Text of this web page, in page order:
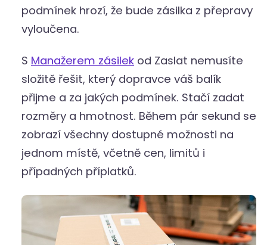
podmínek hrozí, že bude zásilka z přepravy
vyloučena.
S Manažerem zásilek od Zaslat nemusíte
složitě řešit, který dopravce váš balík
přijme a za jakých podmínek. Stačí zadat
rozměry a hmotnost. Během pár sekund se
zobrazí všechny dostupné možnosti na
jednom místě, včetně cen, limitů i
případných příplatků.